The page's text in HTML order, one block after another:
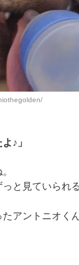
♪」
と見ていられる
アントニオく